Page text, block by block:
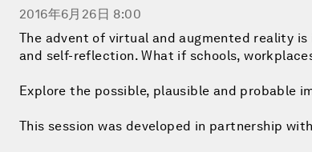
2016年6月26日 8:00
The advent of virtual and augmented reality
and self-reflection. What if schools,
Explore the possible, plausible and probable
This session was developed in partnership